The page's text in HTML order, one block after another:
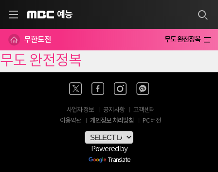
예능
무한도전 무도 완전정복
무도 완전정복
사업자 정보 공지사항
고객센터
이용약관
개인정보 처리방침 PC 버전
Powered by
Translate